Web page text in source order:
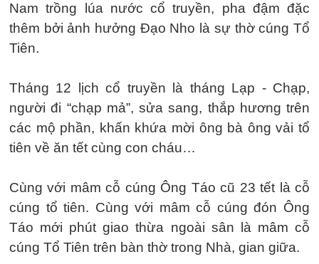
Nam trồng lúa nước cổ truyền, pha đậm đặc
thêm bởi ảnh hưởng Đạo Nho là sự thờ cúng Tổ
Tiên.
Tháng 12 lịch cổ truyền là tháng Lạp - Chạp,
người đi “chạp mả”, sửa sang, thắp hương trên
các mộ phần, khấn khứa mời ông bà ông vải tổ
tiên về ăn tết cùng con cháu…
Cùng với mâm cỗ cúng Ông Táo cũ 23 tết là cỗ
cúng tổ tiên. Cùng với mâm cỗ cúng đón Ông
Táo mới phút giao thừa ngoài sân là mâm cỗ
cúng Tổ Tiên trên bàn thờ trong Nhà, gian giữa.